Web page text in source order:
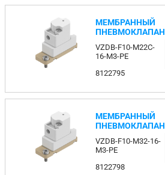
МЕМБРАННЫЙ
ПНЕВМОКЛАПАН
VZDB-F10-M22C-
16-M3-PE
8122795
МЕМБРАННЫЙ
ПНЕВМОКЛАПАН
VZDB-F10-M32-16-
M3-PE
8122798